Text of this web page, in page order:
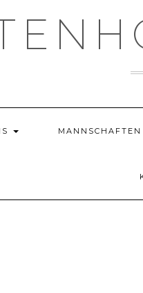
MANNSCHAFTEN